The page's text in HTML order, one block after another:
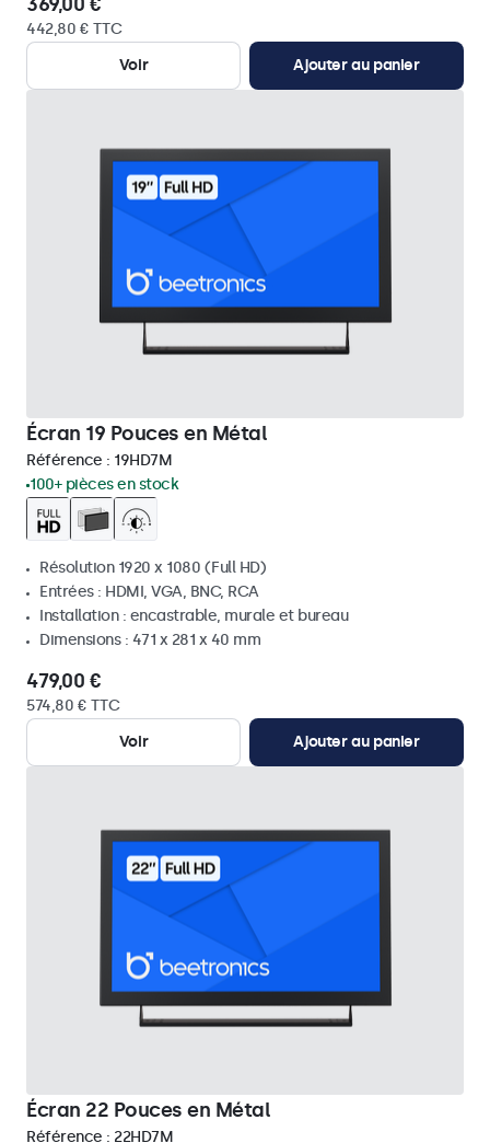
442,80 € TTC
Voir
Ajouter au panier
Écran 19 Pouces en Métal
Référence : 19HD7M
100+ pièces en stock
Résolution 1920 x 1080 (Full HD)
Entrées : HDMI, VGA, BNC, RCA
Installation : encastrable, murale et bureau
Dimensions : 471 x 281 x 40 mm
479,00 €
574,80 € TTC
Voir
Ajouter au panier
Écran 22 Pouces en Métal
Référence : 22HD7M